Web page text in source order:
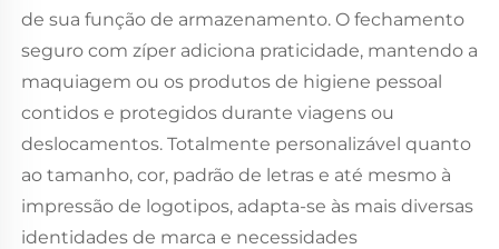
de sua função de armazenamento. O fechamento
seguro com zíper adiciona praticidade, mantendo a
maquiagem ou os produtos de higiene pessoal
contidos e protegidos durante viagens ou
deslocamentos. Totalmente personalizável quanto
ao tamanho, cor, padrão de letras e até mesmo à
impressão de logotipos, adapta-se às mais diversas
identidades de marca e necessidades